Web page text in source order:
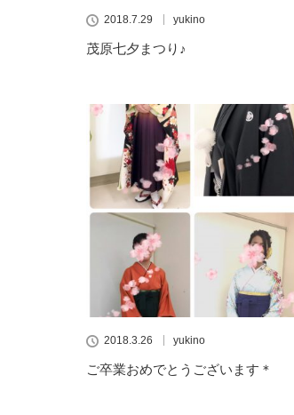
2018.7.29 yukino
茂原七夕まつり♪
2018.3.26 yukino
ご卒業おめでとうございます＊